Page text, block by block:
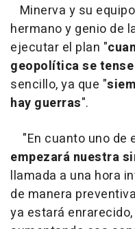
Minerva y su
hermano y genio de
ejecutar el plan "
geopolítica se
sencillo, ya que "
hay guerras".
"En cuanto uno de
empezará nuestra
llamada a una hora
de manera
ya estará